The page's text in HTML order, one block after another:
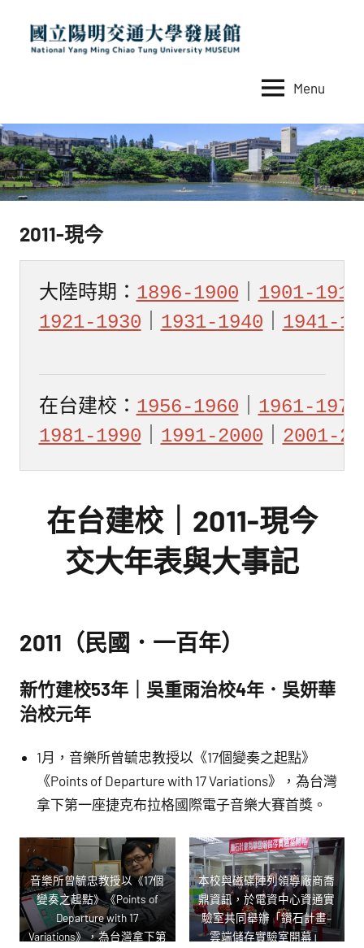
content
立
陽
明
交
通
大
NYCU
Museum
Ming
Chiao
Tung
University
Menu
2011-現今
大陸時期： 1896-1900 1901-1910
1921-1930
1931-1940 1941-
在台建校： 1956-1960 1961-1970
1981-1990
1991-2000 2001-
在台建校｜2011-現今
交大年表與大事記
2011（民國．一百年）
新竹建校53年｜吳重雨治校4年．吳妍華
治校元年
1月，音樂所曾毓忠教授以《17個變奏之起點》
《Points of Departure with 17 Variations》，為台灣
拿下第一座捷克布拉格國際電子音樂大賽首獎。
音樂所曾毓忠教授以《17個
變奏之起點》《Points of
Departure with 17
Variations》，為台灣拿下第
本校與磁碟陣列領導廠商喬
鼎資訊，於電資中心資通實
驗室共同舉辦「鑽石計畫–
雲端儲存實驗室開幕」